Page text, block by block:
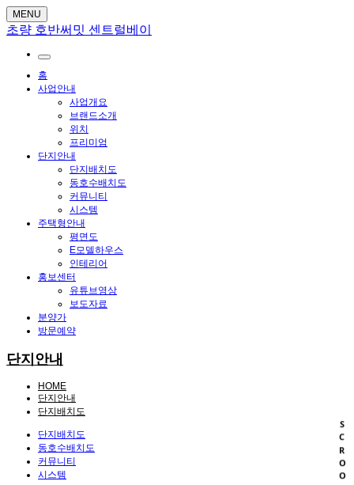
MENU
초량 호반써밋 센트럴베이
홈
사업안내
사업개요
브랜드소개
위치
프리미엄
단지안내
단지배치도
동호수배치도
커뮤니티
시스템
주택형안내
평면도
E모델하우스
인테리어
홍보센터
유튜브영상
보도자료
분양가
방문예약
단지안내
HOME
단지안내
단지배치도
단지배치도
동호수배치도
커뮤니티
시스템
SCROOL